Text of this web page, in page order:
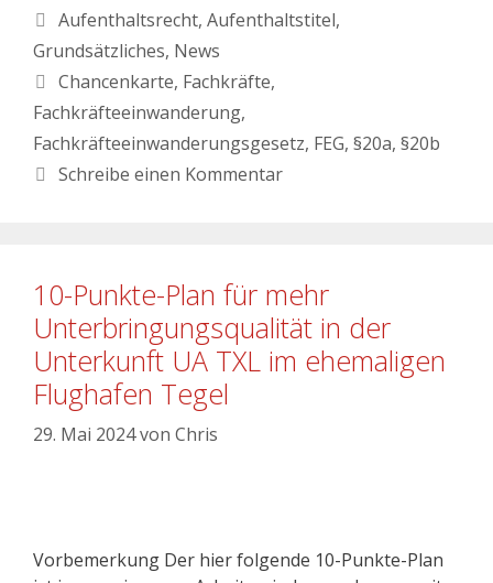
Aufenthaltsrecht, Aufenthaltstitel,
Grundsätzliches, News
Chancenkarte, Fachkräfte,
Fachkräfteeinwanderung,
Fachkräfteeinwanderungsgesetz, FEG, §20a, §20b
Schreibe einen Kommentar
10-Punkte-Plan für mehr
Unterbringungsqualität in der
Unterkunft UA TXL im ehemaligen
Flughafen Tegel
29. Mai 2024von Chris
Vorbemerkung Der hier folgende 10-Punkte-Plan